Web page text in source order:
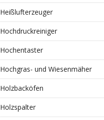
Heißlufterzeuger
Hochdruckreiniger
Hochentaster
Hochgras- und Wiesenmäher
Holzbacköfen
Holzspalter